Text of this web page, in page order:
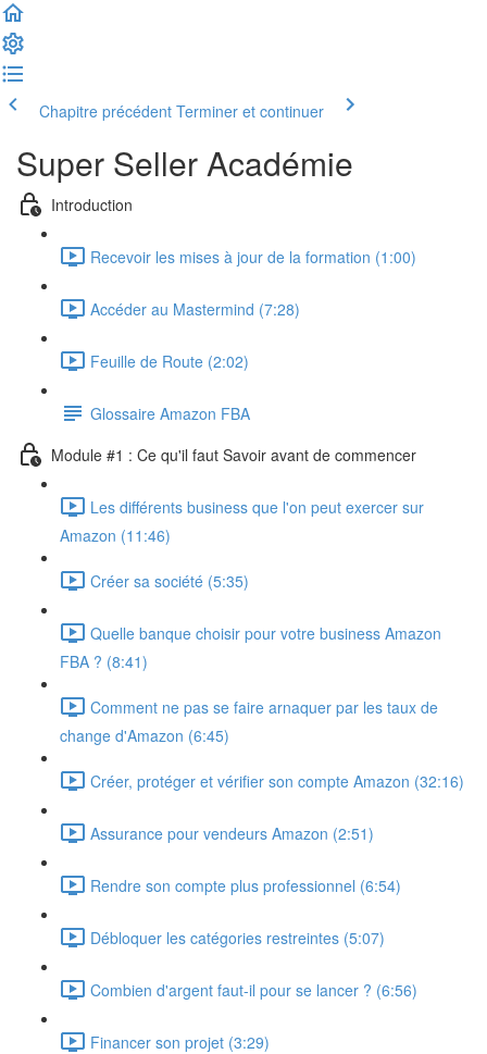
Chapitre précédent Terminer et continuer
Super Seller Académie
Introduction
Recevoir les mises à jour de la formation (1:00)
Accéder au Mastermind (7:28)
Feuille de Route (2:02)
Glossaire Amazon FBA
Module #1 : Ce qu'il faut Savoir avant de commencer
Les différents business que l'on peut exercer sur
Amazon (11:46)
Créer sa société (5:35)
Quelle banque choisir pour votre business Amazon
FBA ? (8:41)
Comment ne pas se faire arnaquer par les taux de
change d'Amazon (6:45)
Créer, protéger et vérifier son compte Amazon (32:16)
Assurance pour vendeurs Amazon (2:51)
Rendre son compte plus professionnel (6:54)
Débloquer les catégories restreintes (5:07)
Combien d'argent faut-il pour se lancer ? (6:56)
Financer son projet (3:29)